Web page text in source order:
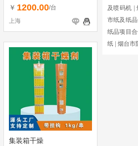
￥ 1200.00/台
上海
集装箱干燥
及喷码机
市纸及纸
纸品项目
纸
烟台市